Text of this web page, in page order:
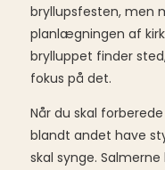
bryllupsfesten, men
planlægningen af
brylluppet finder
fokus på det.
Når du skal
blandt andet have
skal synge.